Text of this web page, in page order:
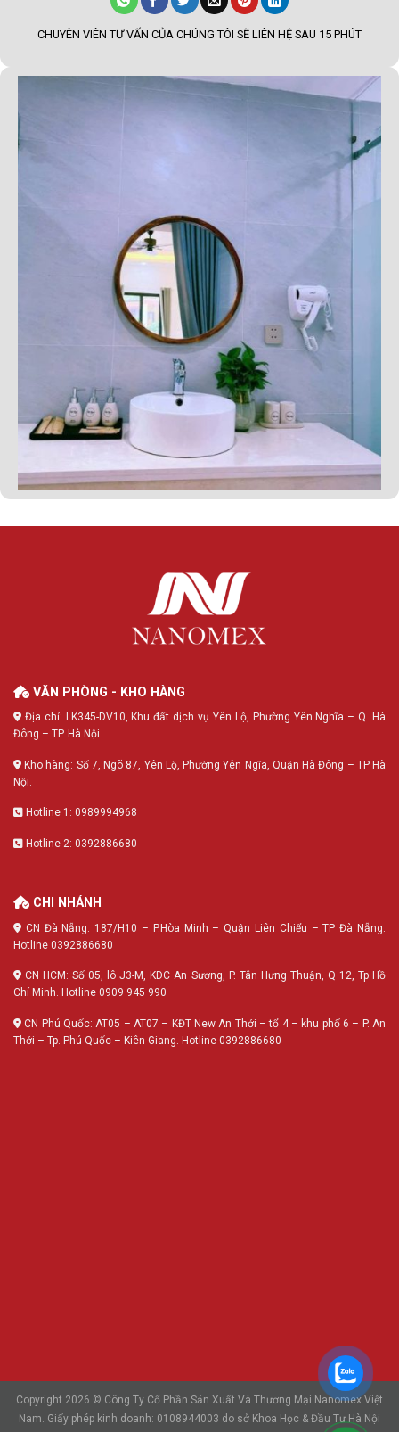
CHUYÊN VIÊN TƯ VẤN CỦA CHÚNG TÔI SẼ LIÊN HỆ SAU 15 PHÚT
VĂN PHÒNG - KHO HÀNG
Địa chỉ: LK345-DV10, Khu đất dịch vụ Yên Lộ, Phường Yên Nghĩa – Q. Hà
Đông – TP. Hà Nội.
Kho hàng: Số 7, Ngõ 87, Yên Lộ, Phường Yên Ngĩa, Quận Hà Đông – TP Hà
Nội.
Hotline 1: 0989994968
Hotline 2: 0392886680
CHI NHÁNH
CN Đà Nẵng: 187/H10 – P.Hòa Minh – Quận Liên Chiểu – TP Đà Nẵng.
Hotline 0392886680
CN HCM: Số 05, lô J3-M, KDC An Sương, P. Tân Hưng Thuận, Q 12, Tp Hồ
Chí Minh. Hotline 0909 945 990
CN Phú Quốc: AT05 – AT07 – KĐT New An Thới – tổ 4 – khu phố 6 – P. An
Thới – Tp. Phú Quốc – Kiên Giang. Hotline 0392886680
Copyright 2026 © Công Ty Cổ Phần Sản Xuất Và Thương Mại Nanomex Việt
Nam. Giấy phép kinh doanh: 0108944003 do sở Khoa Học & Đầu Tư Hà Nội